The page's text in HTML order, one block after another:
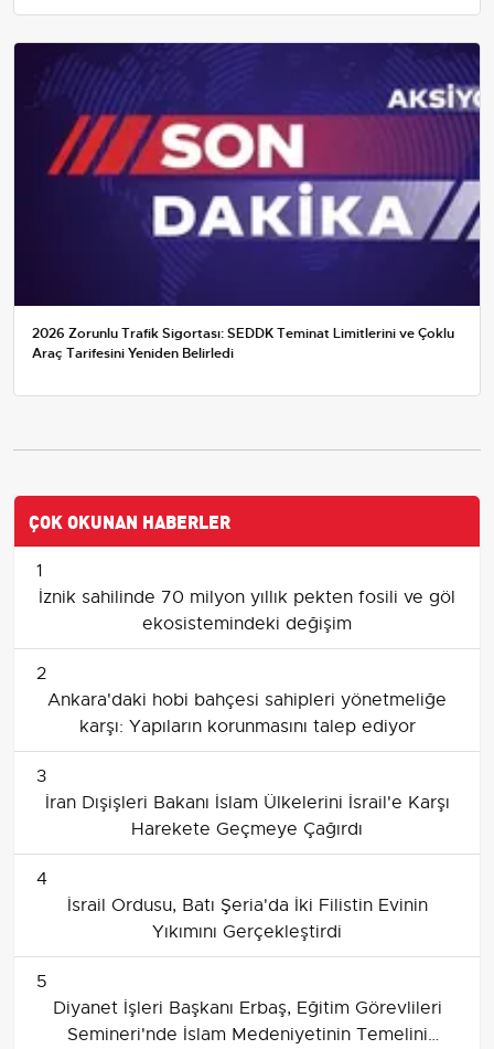
2026 Zorunlu Trafik Sigortası: SEDDK Teminat Limitlerini ve Çoklu
Araç Tarifesini Yeniden Belirledi
ÇOK OKUNAN HABERLER
1
İznik sahilinde 70 milyon yıllık pekten fosili ve göl
ekosistemindeki değişim
2
Ankara'daki hobi bahçesi sahipleri yönetmeliğe
karşı: Yapıların korunmasını talep ediyor
3
İran Dışişleri Bakanı İslam Ülkelerini İsrail'e Karşı
Harekete Geçmeye Çağırdı
4
İsrail Ordusu, Batı Şeria'da İki Filistin Evinin
Yıkımını Gerçekleştirdi
5
Diyanet İşleri Başkanı Erbaş, Eğitim Görevlileri
Semineri'nde İslam Medeniyetinin Temelini